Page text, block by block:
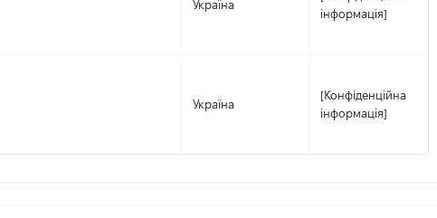
Україна
інформація]
Україна
[Конфіденційна
інформація]